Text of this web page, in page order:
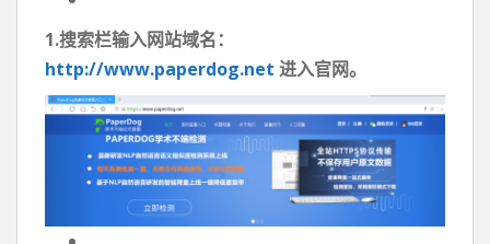
1.搜索栏输入网站域名：
http://www.paperdog.net 进入官网。